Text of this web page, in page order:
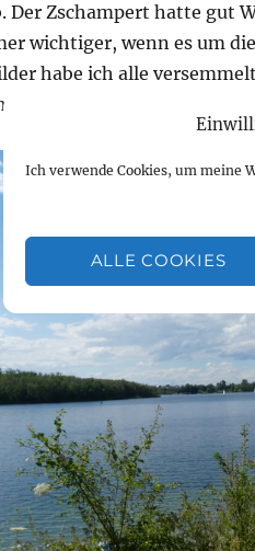
Ich verwende Cookies, um meine
ALLE COOKIES
Der Zschampert hatte gut
wichtiger, wenn es um
habe ich alle
und ich habe in der